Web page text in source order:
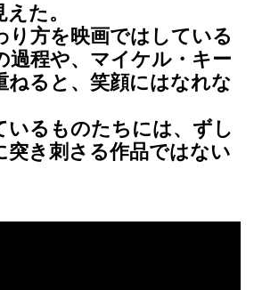
た。
り方を映画ではしている
過程や、マイケル・キー
ねると、笑顔にはなれな
いるものたちには、ずし
突き刺さる作品ではない